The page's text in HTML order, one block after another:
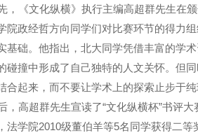
《文化纵横》执行主编高超群先生在颁
院政经哲方向同学们对比赛环节的得力
基础。他指出，北大同学凭借丰富的学
碰撞中形成了自己独特的人文关怀。但
合起来，而不要让学术上的探索止步于纯
高超群先生宣读了“文化纵横杯”书评大
法学院2010级董伯羊等5名同学获得二